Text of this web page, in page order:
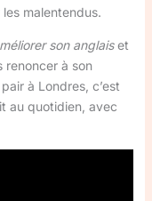
malentendus.
son anglaiset
renoncer à son
à Londres, c’est
au quotidien, avec